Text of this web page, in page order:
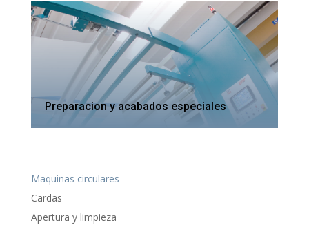
Preparacion y acabados especiales
Maquinas circulares
Cardas
Apertura y limpieza